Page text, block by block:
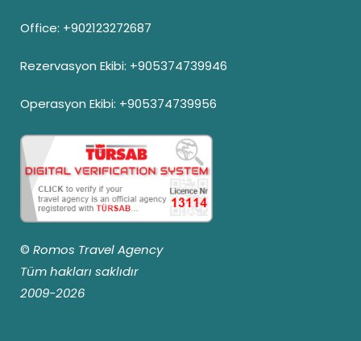
Office: +902123272687
Rezervasyon Ekibi: +905374739946
Operasyon Ekibi: +905374739956
© Romos Travel Agency
Tüm hakları saklıdır
2009-2026